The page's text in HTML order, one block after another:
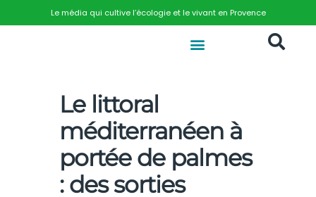
Le média qui cultive l’écologie et le vivant en Provence
Le littoral
méditerranéen à
portée de palmes
: des sorties